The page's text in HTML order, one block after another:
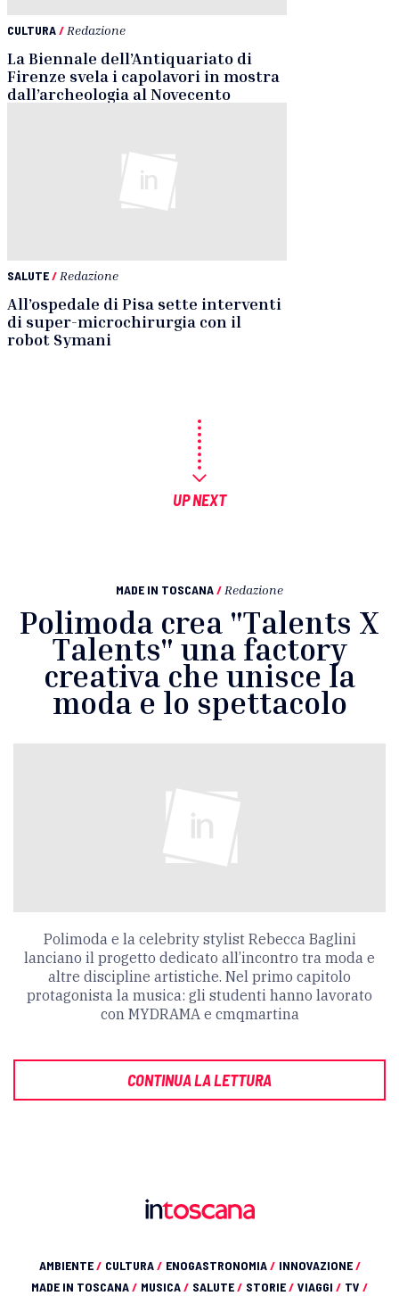
CULTURA/ Redazione
La Biennale dell’Antiquariato di
Firenze svela i capolavori in mostra
dall’archeologia al Novecento
SALUTE/ Redazione
All’ospedale di Pisa sette interventi
di super-microchirurgia con il
robot Symani
UP NEXT
MADE IN TOSCANA/ Redazione
Polimoda crea "Talents X
Talents" una factory
creativa che unisce la
moda e lo spettacolo
Polimoda e la celebrity stylist Rebecca Baglini
lanciano il progetto dedicato all’incontro tra moda e
altre discipline artistiche. Nel primo capitolo
protagonista la musica: gli studenti hanno lavorato
con MYDRAMA e cmqmartina
CONTINUA LA LETTURA
AMBIENTE/ CULTURA/ ENOGASTRONOMIA/ INNOVAZIONE/
MADE IN TOSCANA/ MUSICA/ SALUTE/ STORIE/ VIAGGI / TV /